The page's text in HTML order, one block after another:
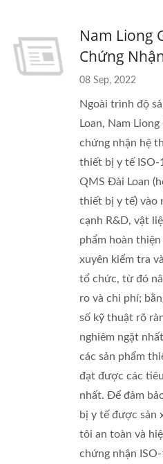
Nam Liong
Chứng
08 Sep, 2022
Ngoài trình độ
Loan, Nam
chứng nhận hệ
thiết bị y tế ISO-
QMS Đài Loan
thiết bị y tế) vào
cạnh R&D, vật
phẩm hoàn
xuyên kiểm tra
tổ chức, từ đó
ro và chi phí;
số kỹ thuật rõ
nghiêm ngặt
các sản phẩm
đạt được các
nhất. Để đảm
bị y tế được sản
tôi an toàn và
chứng nhận